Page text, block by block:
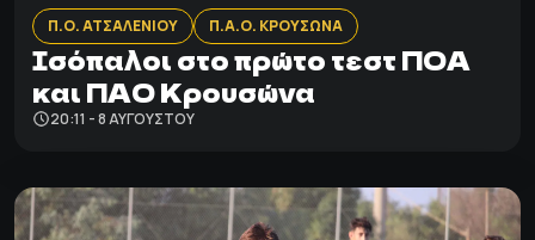
Π.Ο. ΑΤΣΑΛΕΝΙΟΥ Π.Α.Ο. ΚΡΟΥΣΩΝΑ
Ισόπαλοι στο πρώτο τεστ ΠΟΑ
και ΠΑΟ Κρουσώνα
20:11 - 8 ΑΥΓΟΎΣΤΟΥ